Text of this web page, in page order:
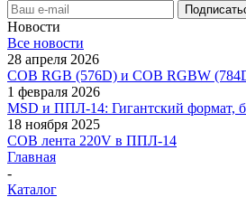
Новости
Все новости
28 апреля 2026
COB RGB (576D) и COB RGBW
1 февраля 2026
MSD и ППЛ-14: Гигантский формат,
18 ноября 2025
COB лента 220V в ППЛ-14
Главная
-
Каталог